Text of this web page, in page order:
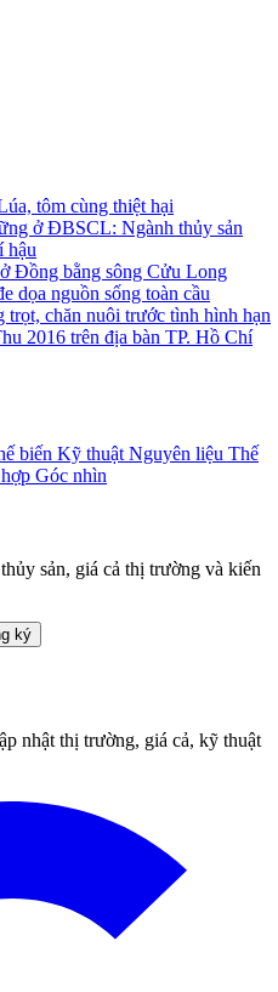
tôm cùng thiệt hại
ở ĐBSCL: Ngành thủy sản
hậu
Đồng bằng sông Cửu Long
dọa nguồn sống toàn cầu
trọt, chăn nuôi trước tình hình hạn
2016 trên địa bàn TP. Hồ Chí
biến Kỹ thuật Nguyên liệu Thế
Góc nhìn
sản, giá cả thị trường và kiến
ký
nhật thị trường, giá cả, kỹ thuật